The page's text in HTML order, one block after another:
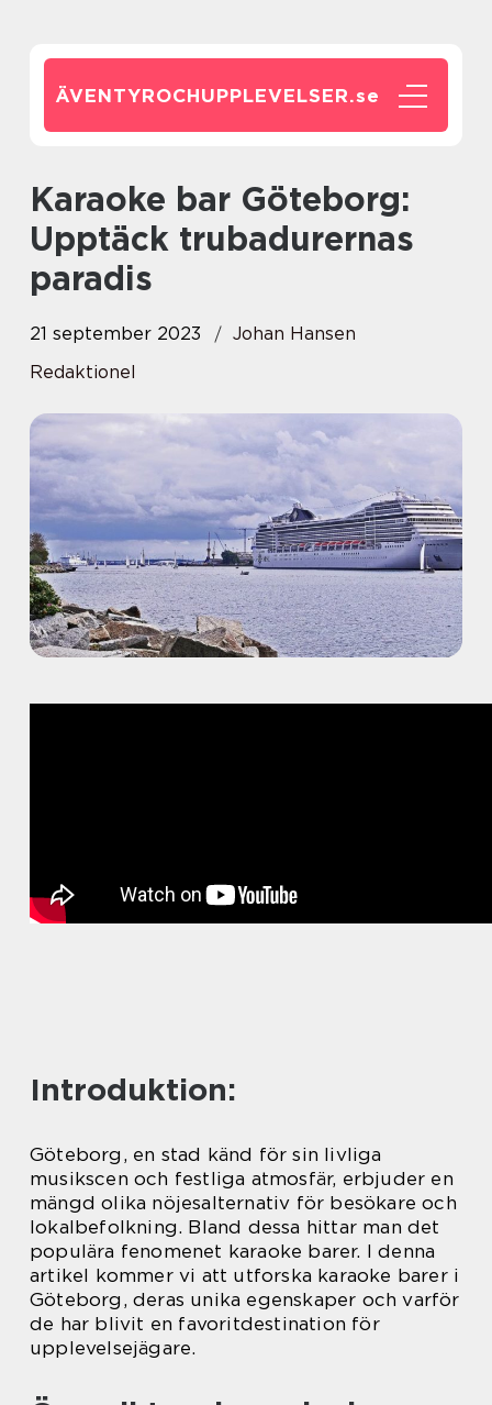
ÄVENTYROCHUPPLEVELSER.se
Karaoke bar Göteborg:
Upptäck trubadurernas
paradis
21 september 2023
Johan Hansen
Redaktionel
Introduktion:
Göteborg, en stad känd för sin livliga
musikscen och festliga atmosfär, erbjuder en
mängd olika nöjesalternativ för besökare och
lokalbefolkning. Bland dessa hittar man det
populära fenomenet karaoke barer. I denna
artikel kommer vi att utforska karaoke barer i
Göteborg, deras unika egenskaper och varför
de har blivit en favoritdestination för
upplevelsejägare.